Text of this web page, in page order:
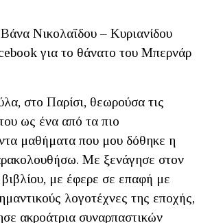
Νικολαΐδου – Κυριανίδου
για το θάνατο του Μπερνάρ
στο Παρίσι, θεωρούσα τις
ως ένα από τα πιο
μαθήματα που μου δόθηκε η
Με ξενάγησε στον
με έφερε σε επαφή με
λογοτέχνες της εποχής,
ακροάτρια συναρπαστικών